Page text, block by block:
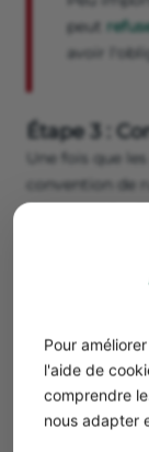
Pour
l'aide de
comprendre
nous adapter
peut
avoir
Étape 3 :
Une fois que
convention de
document le
le montant de
le moment de
Étape 4 :
⏳ Après la
partie dispose